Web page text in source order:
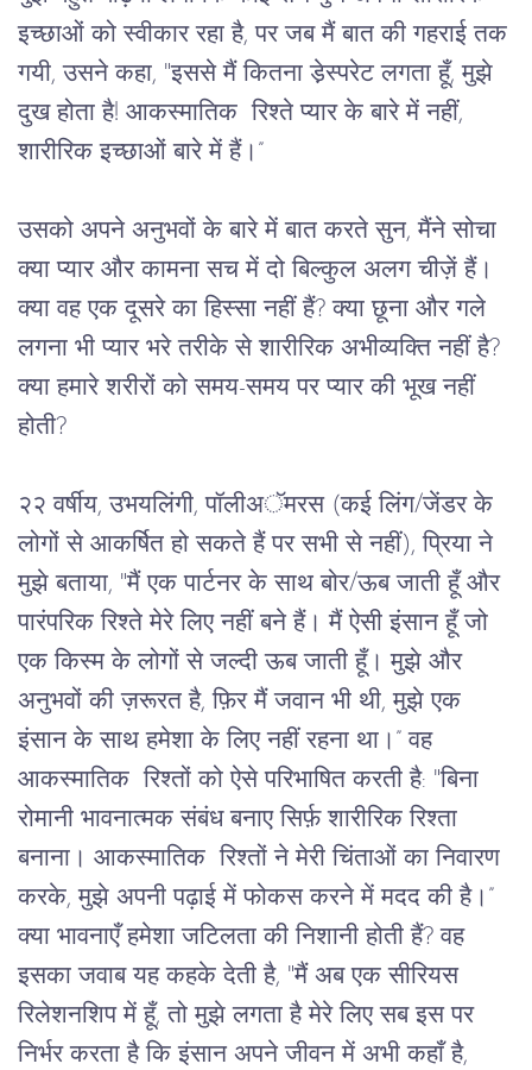
इच्छाओं को स्वीकार रहा है, पर जब मैं बात की गहराई तक
गयी, उसने कहा, "इससे मैं कितना डे़स्परेट लगता हूँ, मुझे
दुख होता है! आकस्मातिक  रिश्ते प्यार के बारे में नहीं,
शारीरिक इच्छाओं बारे में हैं।”
उसको अपने अनुभवों के बारे में बात करते सुन, मैंने सोचा
क्या प्यार और कामना सच में दो बिल्कुल अलग चीज़ें हैं।
क्या वह एक दूसरे का हिस्सा नहीं हैं? क्या छूना और गले
लगना भी प्यार भरे तरीके से शारीरिक अभीव्यक्ति नहीं है?
क्या हमारे शरीरों को समय-समय पर प्यार की भूख नहीं
होती?
२२ वर्षीय, उभयलिंगी, पॉलीअॅमरस (कई लिंग/जेंडर के
लोगों से आकर्षित हो सकते हैं पर सभी से नहीं), प्रिया ने
मुझे बताया, "मैं एक पार्टनर के साथ बोर/ऊब जाती हूँ और
पारंपरिक रिश्ते मेरे लिए नहीं बने हैं। मैं ऐसी इंसान हूँ जो
एक किस्म के लोगों से जल्दी ऊब जाती हूँ। मुझे और
अनुभवों की ज़रूरत है, फ़िर मैं जवान भी थी, मुझे एक
इंसान के साथ हमेशा के लिए नहीं रहना था।” वह
आकस्मातिक  रिश्तों को ऐसे परिभाषित करती है: "बिना
रोमानी भावनात्मक संबंध बनाए सिर्फ़ शारीरिक रिश्ता
बनाना। आकस्मातिक  रिश्तों ने मेरी चिंताओं का निवारण
करके, मुझे अपनी पढ़ाई में फोकस करने में मदद की है।”
क्या भावनाएँ हमेशा जटिलता की निशानी होती हैं? वह
इसका जवाब यह कहके देती है, "मैं अब एक सीरियस
रिलेशनशिप में हूँ, तो मुझे लगता है मेरे लिए सब इस पर
निर्भर करता है कि इंसान अपने जीवन में अभी कहाँ है,